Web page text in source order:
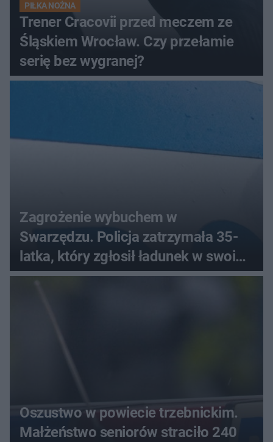
PIŁKA NOŻNA
Trener Cracovii przed meczem ze
Śląskiem Wrocław. Czy przełamie
serię bez wygranej?
Zagrożenie wybuchem w
Swarzędzu. Policja zatrzymała 35-
latka, który zgłosił ładunek w swoim
aucie
Oszustwo w powiecie trzebnickim.
Małżeństwo seniorów straciło 240